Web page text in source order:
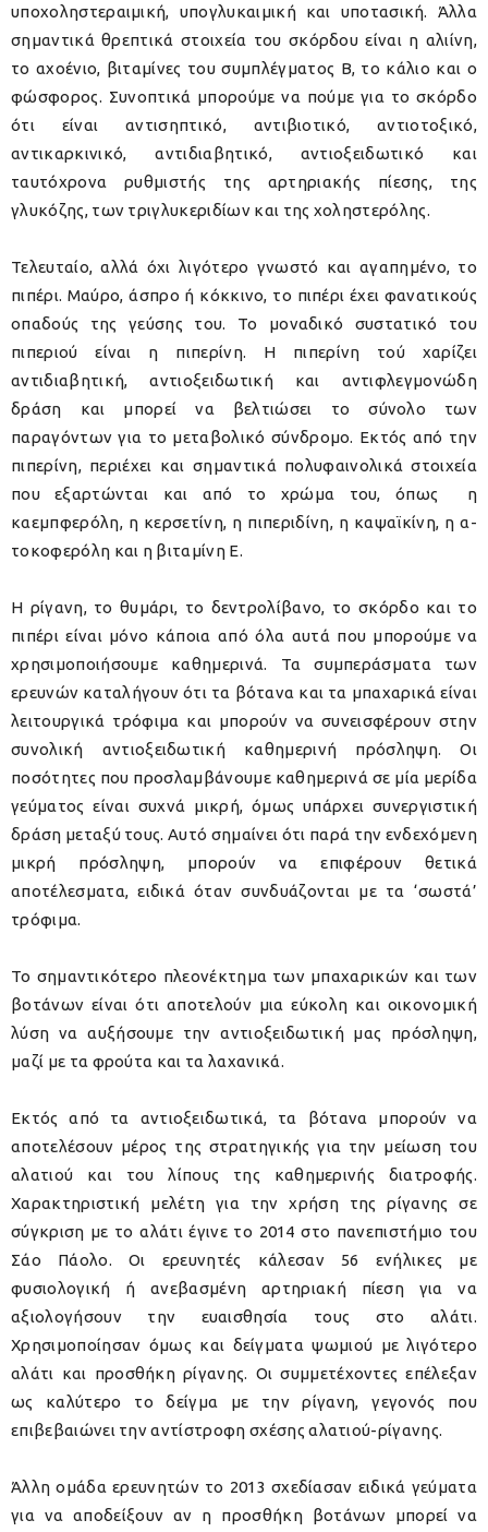
υποχοληστεραιμική, υπογλυκαιμική και υποτασική. Άλλα
σημαντικά θρεπτικά στοιχεία του σκόρδου είναι η αλιίνη,
το αχοένιο, βιταμίνες του συμπλέγματος Β, το κάλιο και ο
φώσφορος. Συνοπτικά μπορούμε να πούμε για το σκόρδο
ότι είναι αντισηπτικό, αντιβιοτικό, αντιοτοξικό,
αντικαρκινικό, αντιδιαβητικό, αντιοξειδωτικό και
ταυτόχρονα ρυθμιστής της αρτηριακής πίεσης, της
γλυκόζης, των τριγλυκεριδίων και της χοληστερόλης.
Τελευταίο, αλλά όχι λιγότερο γνωστό και αγαπημένο, το
πιπέρι. Μαύρο, άσπρο ή κόκκινο, το πιπέρι έχει φανατικούς
οπαδούς της γεύσης του. Το μοναδικό συστατικό του
πιπεριού είναι η πιπερίνη. Η πιπερίνη τού χαρίζει
αντιδιαβητική, αντιοξειδωτική και αντιφλεγμονώδη
δράση και μπορεί να βελτιώσει το σύνολο των
παραγόντων για το μεταβολικό σύνδρομο. Εκτός από την
πιπερίνη, περιέχει και σημαντικά πολυφαινολικά στοιχεία
που εξαρτώνται και από το χρώμα του, όπως η
καεμπφερόλη, η κερσετίνη, η πιπεριδίνη, η καψαϊκίνη, η α-
τοκοφερόλη και η βιταμίνη Ε.
Η ρίγανη, το θυμάρι, το δεντρολίβανο, το σκόρδο και το
πιπέρι είναι μόνο κάποια από όλα αυτά που μπορούμε να
χρησιμοποιήσουμε καθημερινά. Τα συμπεράσματα των
ερευνών καταλήγουν ότι τα βότανα και τα μπαχαρικά είναι
λειτουργικά τρόφιμα και μπορούν να συνεισφέρουν στην
συνολική αντιοξειδωτική καθημερινή πρόσληψη. Οι
ποσότητες που προσλαμβάνουμε καθημερινά σε μία μερίδα
γεύματος είναι συχνά μικρή, όμως υπάρχει συνεργιστική
δράση μεταξύ τους. Αυτό σημαίνει ότι παρά την ενδεχόμενη
μικρή πρόσληψη, μπορούν να επιφέρουν θετικά
αποτέλεσματα, ειδικά όταν συνδυάζονται με τα ‘σωστά’
τρόφιμα.
Το σημαντικότερο πλεονέκτημα των μπαχαρικών και των
βοτάνων είναι ότι αποτελούν μια εύκολη και οικονομική
λύση να αυξήσουμε την αντιοξειδωτική μας πρόσληψη,
μαζί με τα φρούτα και τα λαχανικά.
Εκτός από τα αντιοξειδωτικά, τα βότανα μπορούν να
αποτελέσουν μέρος της στρατηγικής για την μείωση του
αλατιού και του λίπους της καθημερινής διατροφής.
Χαρακτηριστική μελέτη για την χρήση της ρίγανης σε
σύγκριση με το αλάτι έγινε το 2014 στο πανεπιστήμιο του
Σάο Πάολο. Οι ερευνητές κάλεσαν 56 ενήλικες με
φυσιολογική ή ανεβασμένη αρτηριακή πίεση για να
αξιολογήσουν την ευαισθησία τους στο αλάτι.
Χρησιμοποίησαν όμως και δείγματα ψωμιού με λιγότερο
αλάτι και προσθήκη ρίγανης. Οι συμμετέχοντες επέλεξαν
ως καλύτερο το δείγμα με την ρίγανη, γεγονός που
επιβεβαιώνει την αντίστροφη σχέσης αλατιού-ρίγανης.
Άλλη ομάδα ερευνητών το 2013 σχεδίασαν ειδικά γεύματα
για να αποδείξουν αν η προσθήκη βοτάνων μπορεί να